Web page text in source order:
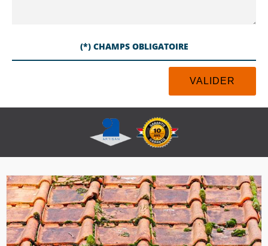
(*) CHAMPS OBLIGATOIRE